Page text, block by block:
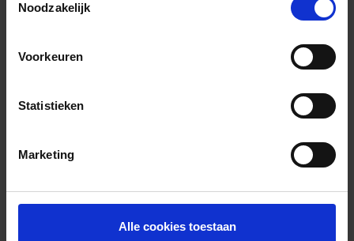
Noodzakelijk
Voorkeuren
Statistieken
Marketing
Alle cookies toestaan